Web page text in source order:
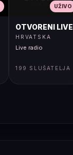
UŽIVO
OTVORENI LIVE
HRVATSKA
Live radio
199 SLUŠATELJA